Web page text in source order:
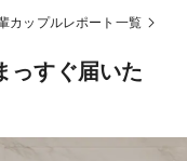
カップルレポート一覧
っすぐ届いた